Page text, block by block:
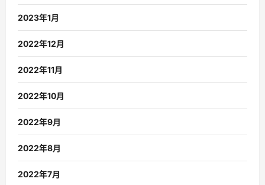
2023年1月
2022年12月
2022年11月
2022年10月
2022年9月
2022年8月
2022年7月